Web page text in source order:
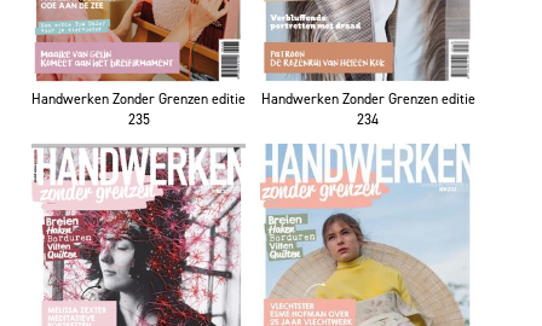
Handwerken Zonder Grenzen editie
235
Handwerken Zonder Grenzen editie
234